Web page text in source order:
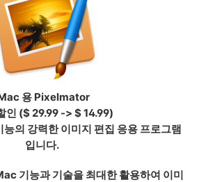
용 Pixelmator
인 ($ 29.99 -> $ 14.99)
의 강력한 이미지 편집 응용 프로그램
입니다.
기능과 기술을 최대한 활용하여 이미